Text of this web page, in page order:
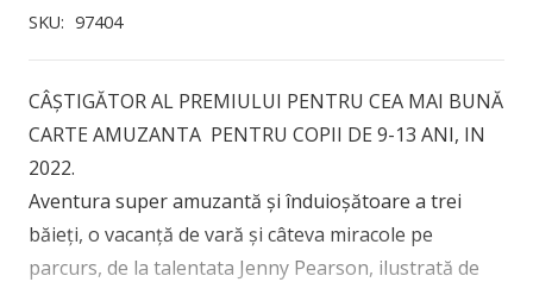
Super
Journey
of
Freddie
Yates,
Usborne
SKU: 97404
CÂȘTIGĂTOR AL PREMIULUI PENTRU CEA MAI BUNĂ
CARTE AMUZANTA PENTRU COPII DE 9-13 ANI, IN
2022.
Aventura super amuzantă și înduioșătoare a trei
băieți, o vacanță de vară și câteva miracole pe
parcurs, de la talentata Jenny Pearson, ilustrată de